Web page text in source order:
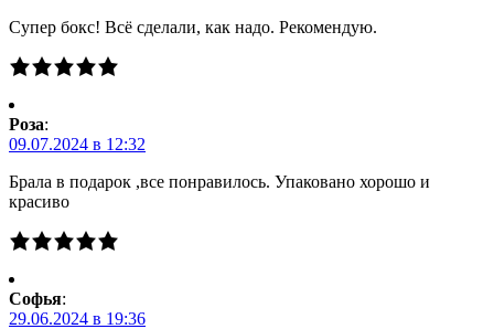
Супер бокс! Всё сделали, как надо. Рекомендую.
Роза:
09.07.2024 в 12:32
Брала в подарок ,все понравилось. Упаковано хорошо и
красиво
Софья:
29.06.2024 в 19:36